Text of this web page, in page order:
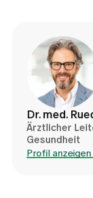
Dr. med.
Ärztlicher
Gesundheit
Profil anzeigen